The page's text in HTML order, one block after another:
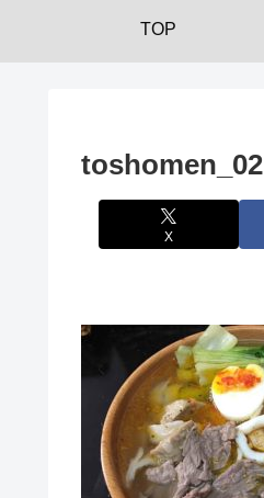
TOP
toshomen_02
X